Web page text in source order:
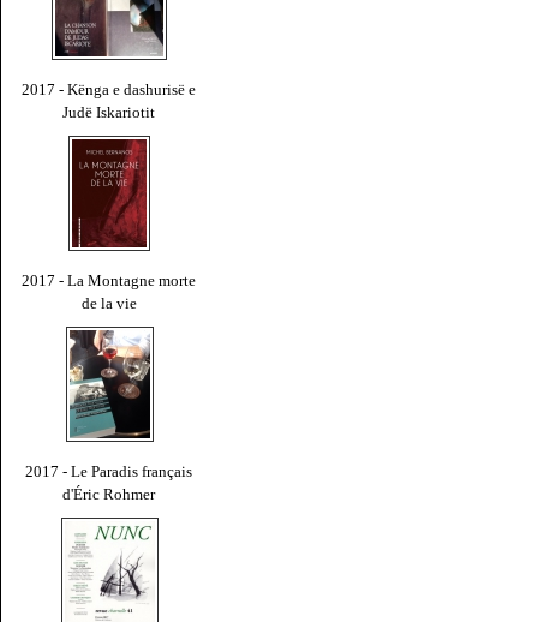
2017 - Kënga e dashurisë e
Judë Iskariotit
2017 - La Montagne morte
de la vie
2017 - Le Paradis français
d'Éric Rohmer